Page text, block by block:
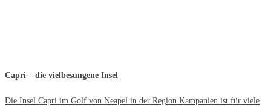
Capri – die vielbesungene Insel
Die Insel Capri im Golf von Neapel in der Region Kampanien ist für viele